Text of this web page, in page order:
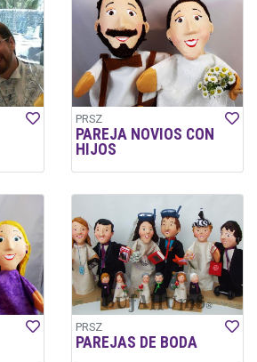
PRSZ
PAREJA NOVIOS CON
HIJOS
PRSZ
PAREJAS DE BODA